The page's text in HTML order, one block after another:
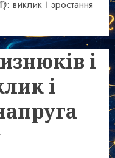
виклик і зростання
і
і